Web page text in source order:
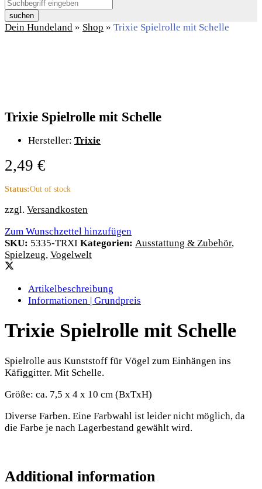
suchen
Dein Hundeland » Shop » Trixie Spielrolle mit Schelle
Trixie Spielrolle mit Schelle
Hersteller: Trixie
2,49 €
Status:Out of stock
zzgl. Versandkosten
Zum Wunschzettel hinzufügen
SKU: 5335-TRXI Kategorien: Ausstattung & Zubehör,
Spielzeug, Vogelwelt
Artikelbeschreibung
Informationen | Grundpreis
Trixie Spielrolle mit Schelle
Spielrolle aus Kunststoff für Vögel zum Einhängen ins
Käfiggitter. Mit Schelle.
Größe: ca. 7,5 x 4 x 10 cm (BxTxH)
Diverse Farben. Eine Farbwahl ist leider nicht möglich, da
die Farbe je nach Lagerbestand gewählt wird.
Additional information